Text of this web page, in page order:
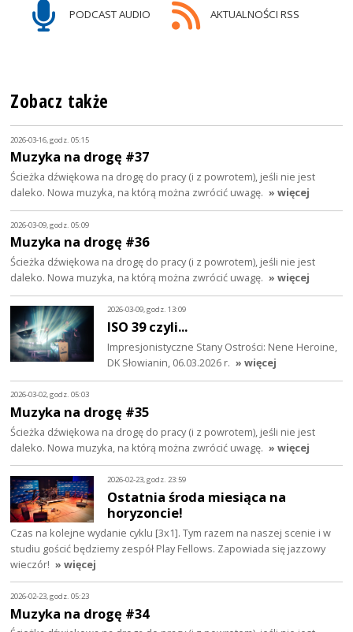
PODCAST AUDIO AKTUALNOŚCI RSS
Zobacz także
2026-03-16, godz. 05:15
Muzyka na drogę #37
Ścieżka dźwiękowa na drogę do pracy (i z powrotem), jeśli nie jest
daleko. Nowa muzyka, na którą można zwrócić uwagę. » więcej
2026-03-09, godz. 05:09
Muzyka na drogę #36
Ścieżka dźwiękowa na drogę do pracy (i z powrotem), jeśli nie jest
daleko. Nowa muzyka, na którą można zwrócić uwagę. » więcej
2026-03-09, godz. 13:09
ISO 39 czyli...
Impresjonistyczne Stany Ostrości: Nene Heroine,
DK Słowianin, 06.03.2026 r. » więcej
2026-03-02, godz. 05:03
Muzyka na drogę #35
Ścieżka dźwiękowa na drogę do pracy (i z powrotem), jeśli nie jest
daleko. Nowa muzyka, na którą można zwrócić uwagę. » więcej
2026-02-23, godz. 23:59
Ostatnia środa miesiąca na
horyzoncie!
Czas na kolejne wydanie cyklu [3x1]. Tym razem na naszej scenie i w
studiu gościć będziemy zespół Play Fellows. Zapowiada się jazzowy
wieczór! » więcej
2026-02-23, godz. 05:23
Muzyka na drogę #34